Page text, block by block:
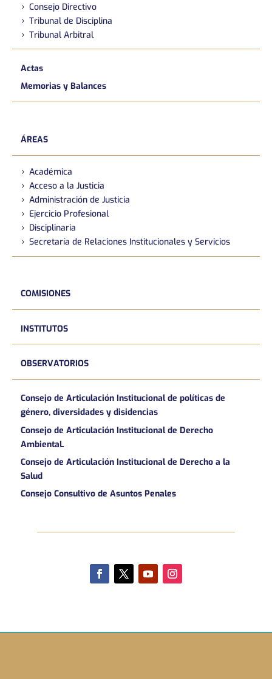
Consejo Directivo
Tribunal de Disciplina
Tribunal Arbitral
Actas
Memorias y Balances
ÁREAS
Académica
Acceso a la Justicia
Administración de Justicia
Ejercicio Profesional
Disciplinaria
Secretaría de Relaciones Institucionales y Servicios
COMISIONES
INSTITUTOS
OBSERVATORIOS
Consejo de Articulación Institucional de políticas de
género, diversidades y disidencias
Consejo de Articulación Institucional de Derecho
AmbientaL
Consejo de Articulación Institucional de Derecho a la
Salud
Consejo Consultivo de Asuntos Penales